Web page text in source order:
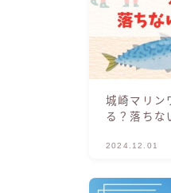
城崎マリン
る？落ちな
2024.12.01